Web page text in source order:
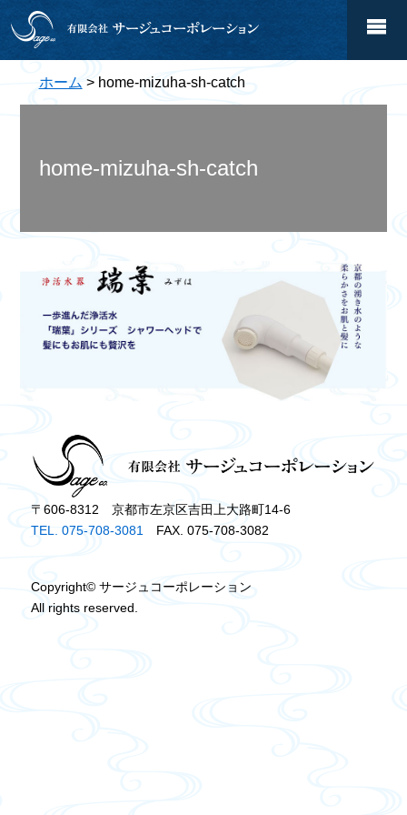
ホーム > home-mizuha-sh-catch
home-mizuha-sh-catch
〒606-8312 京都市左京区吉田上大路町14-6
TEL. 075-708-3081 FAX. 075-708-3082
Copyright© サージュコーポレーション
All rights reserved.